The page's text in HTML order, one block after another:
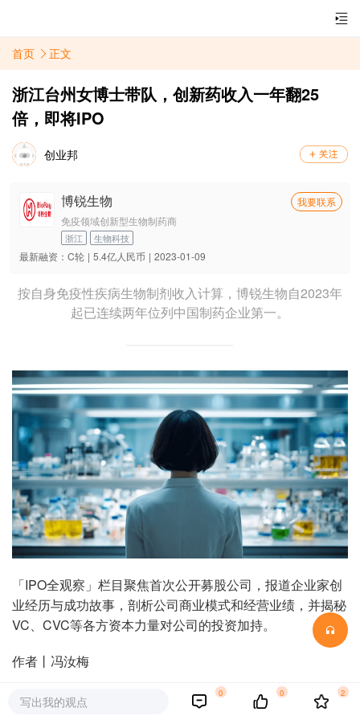
首页 正文
浙江台州女博士带队，创新药收入一年翻25
倍，即将IPO
创业邦
博锐生物
我要联系
免疫领域创新型生物制药商
浙江 生物科技
最新融资： C轮 | 5.4亿人民币 | 2023-01-09
按自身免疫性疾病生物制剂收入计算，博锐生物自2023年
起已连续两年位列中国制药企业第一。
「IPO全观察」栏目聚焦首次公开募股公司，报道企业家创
业经历与成功故事，剖析公司商业模式和经营业绩，并揭秘
VC、CVC等各方资本力量对公司的投资加持。
作者丨冯汝梅
编辑丨关雎
写出我的观点
0 0 2